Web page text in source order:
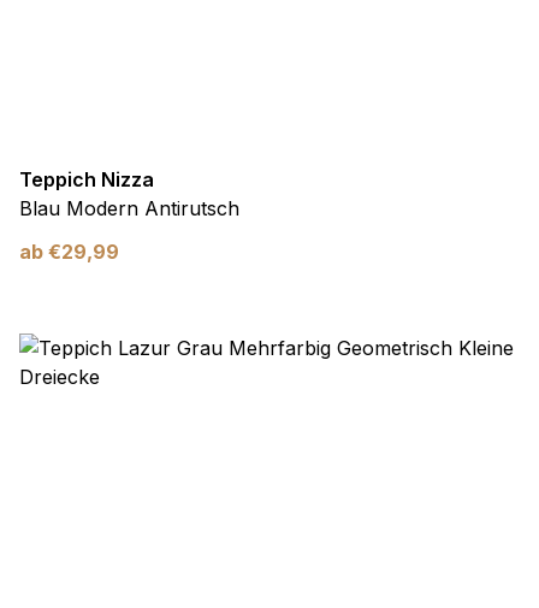
Teppich Nizza
Blau Modern Antirutsch
ab €29,99